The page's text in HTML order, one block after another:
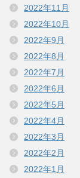
2022年11月
2022年10月
2022年9月
2022年8月
2022年7月
2022年6月
2022年5月
2022年4月
2022年3月
2022年2月
2022年1月